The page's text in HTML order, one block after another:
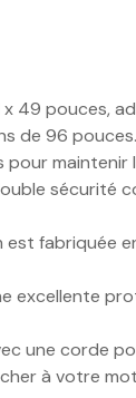
49 pouces,
96 pouces.
pour
sécurité
est
une
à votre